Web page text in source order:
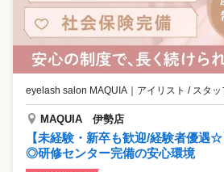
eyelash salon MAQUIA ｜ アイリスト / スタッ
MAQUIA 伊勢店
【未経験・新卒も歓迎/経験者優遇
◎研修センター完備の安心環境